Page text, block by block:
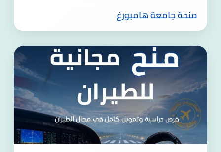
منحة جامعة هامبورغ